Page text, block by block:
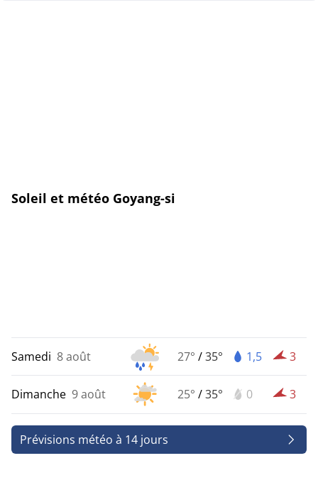
Soleil et météo Goyang-si
Samedi 8 août 27° /35° 1,5 3
Dimanche 9 août 25° /35° 0 3
Prévisions météo à 14 jours